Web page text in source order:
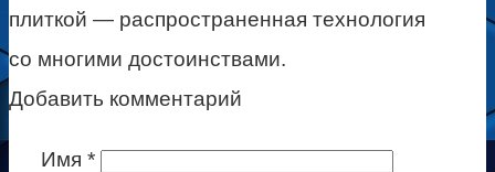
плиткой — распространенная технология
со многими достоинствами.
Добавить комментарий
Имя *